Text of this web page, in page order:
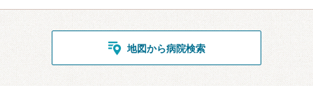
地図から病院検索